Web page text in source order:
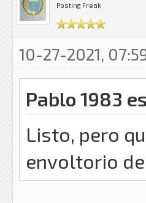
Posting Freak
10-27-2021,
Pablo 1983
Listo, pero
envoltorio